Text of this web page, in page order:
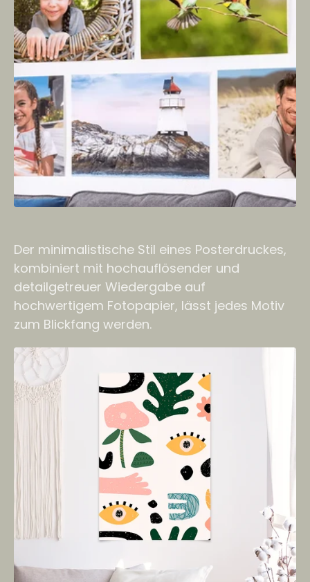
Der minimalistische Stil eines Posterdruckes,
kombiniert mit hochauflösender und
detailgetreuer Wiedergabe auf
hochwertigem Fotopapier, lässt jedes Motiv
zum Blickfang werden.